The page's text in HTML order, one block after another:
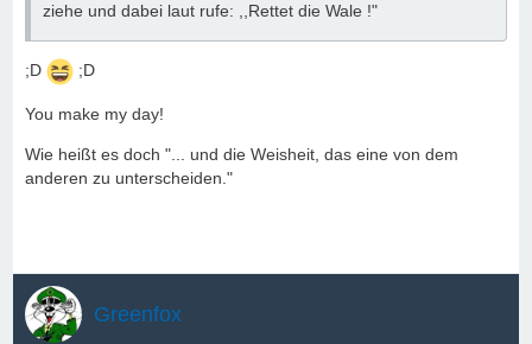
ziehe und dabei laut rufe: ,,Rettet die Wale !"
;D ;D
You make my day!
Wie heißt es doch "... und die Weisheit, das eine von dem
anderen zu unterscheiden."
Greenfox